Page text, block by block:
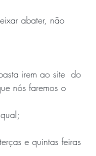
abater, não
irem ao site  do
nós faremos o
e quintas feiras